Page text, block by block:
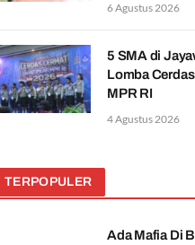
6 Agustus 2026
5 SMA di
Lomba
MPR RI
4 Agustus 2026
TERPOPULER
Ada Mafia Di